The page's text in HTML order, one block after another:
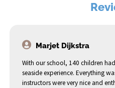
Marjet Dijkstra
With our school, 140 children
seaside experience. Everything
instructors were very nice and